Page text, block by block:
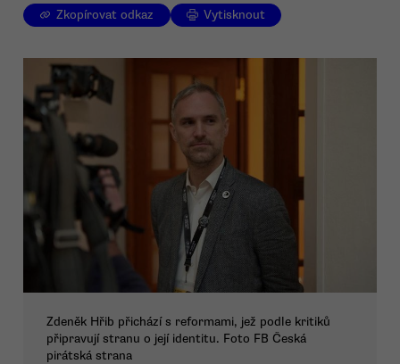
Zkopírovat odkaz Vytisknout
Zdeněk Hřib přichází s reformami, jež podle kritiků
připravují stranu o její identitu. Foto FB Česká
pirátská strana